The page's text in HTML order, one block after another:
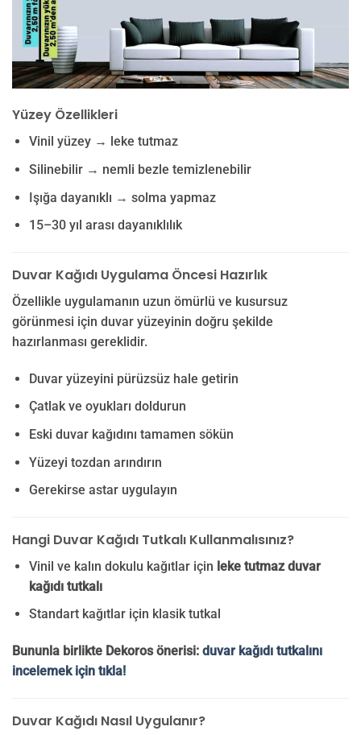
Yüzey Özellikleri
Vinil yüzey → leke tutmaz
Silinebilir → nemli bezle temizlenebilir
Işığa dayanıklı → solma yapmaz
15–30 yıl arası dayanıklılık
Duvar Kağıdı Uygulama Öncesi Hazırlık
Özellikle uygulamanın uzun ömürlü ve kusursuz
görünmesi için duvar yüzeyinin doğru şekilde
hazırlanması gereklidir.
Duvar yüzeyini pürüzsüz hale getirin
Çatlak ve oyukları doldurun
Eski duvar kağıdını tamamen sökün
Yüzeyi tozdan arındırın
Gerekirse astar uygulayın
Hangi Duvar Kağıdı Tutkalı Kullanmalısınız?
Vinil ve kalın dokulu kağıtlar için leke tutmaz duvar
kağıdı tutkalı
Standart kağıtlar için klasik tutkal
Bununla birlikte Dekoros önerisi: duvar kağıdı tutkalını
incelemek için tıkla!
Duvar Kağıdı Nasıl Uygulanır?